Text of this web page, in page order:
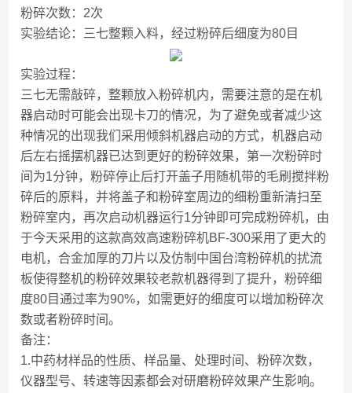
粉碎次数：2次
实验结论：三七整颗入料，经过粉碎后细度为80目
实验过程：
三七无需敲碎，整颗放入粉碎机内，需要注意的是在机
器启动时可能会出现卡刀的情况，为了避免或者减少这
种情况的出现我们采用倾斜机器启动的方式，机器启动
后左右摇摆机器已达到更好的粉碎效果，第一次粉碎时
间为1分钟，粉碎停止后打开盖子用随机带的毛刷搅拌粉
碎后的原料，并将盖子和粉碎室周边的细粉重新清扫至
粉碎室内，再次启动机器运行1分钟即可完成粉碎机，由
于今天采用的这款高效高速粉碎机BF-300采用了更大的
电机，合金加厚的刀片以及仿制中国台湾粉碎机的扰流
板使得整机的粉碎效果较老款机器得到了提升，粉碎细
度80目通过率为90%，如需更好的细度可以增加粉碎次
数或者粉碎时间。
备注：
1.中药材样品的性质、样品量、处理时间、粉碎次数，
仪器型号、转速等因素都会对研磨粉碎效果产生影响。